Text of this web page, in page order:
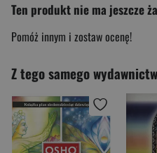
Ten produkt nie ma jeszcze
Pomóż innym i zostaw ocenę!
Z tego samego